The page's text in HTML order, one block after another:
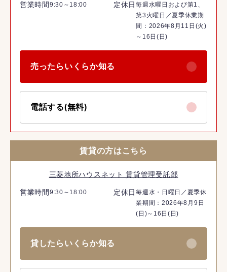
営業時間 9:30～18:00 定休日毎週水曜日および第1、
第3火曜日／夏季休業期
間：2026年8月11日(火)
～16日(日)
売ったらいくらか知る
電話する(無料)
賃貸の方はこちら
三菱地所ハウスネット 賃貸管理受託部
営業時間 9:30～18:00 定休日毎週水・日曜日／夏季休
業期間：2026年8月9日
(日)～16日(日)
貸したらいくらか知る